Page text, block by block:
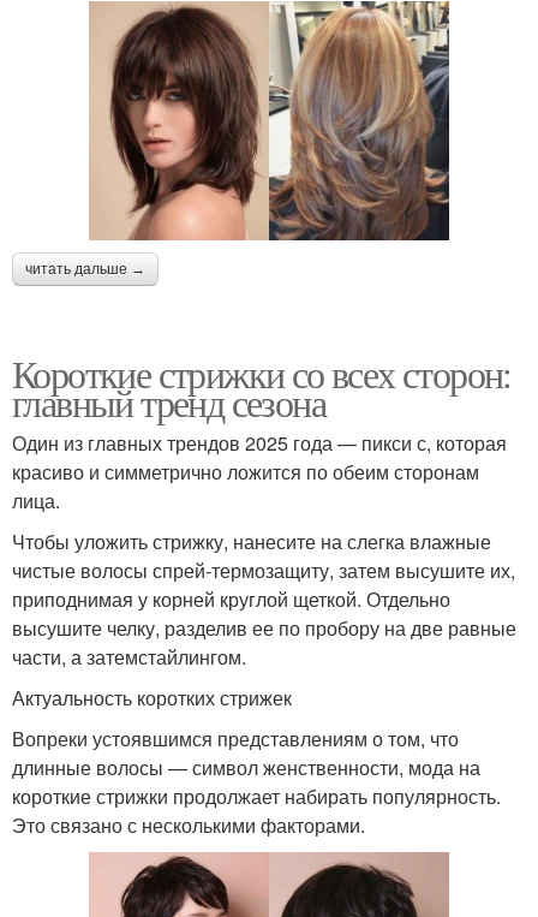
читать дальше →
Короткие стрижки со всех сторон:
главный тренд сезона
Один из главных трендов 2025 года — пикси с, которая
красиво и симметрично ложится по обеим сторонам
лица.
Чтобы уложить стрижку, нанесите на слегка влажные
чистые волосы спрей-термозащиту, затем высушите их,
приподнимая у корней круглой щеткой. Отдельно
высушите челку, разделив ее по пробору на две равные
части, а затемстайлингом.
Актуальность коротких стрижек
Вопреки устоявшимся представлениям о том, что
длинные волосы — символ женственности, мода на
короткие стрижки продолжает набирать популярность.
Это связано с несколькими факторами.